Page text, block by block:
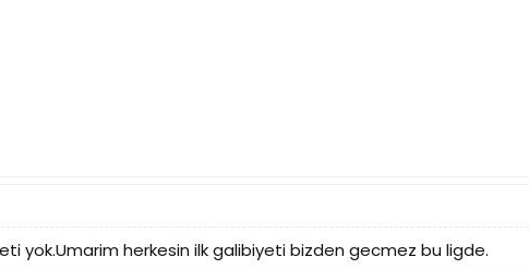
yok.Umarim herkesin ilk galibiyeti bizden gecmez bu ligde.